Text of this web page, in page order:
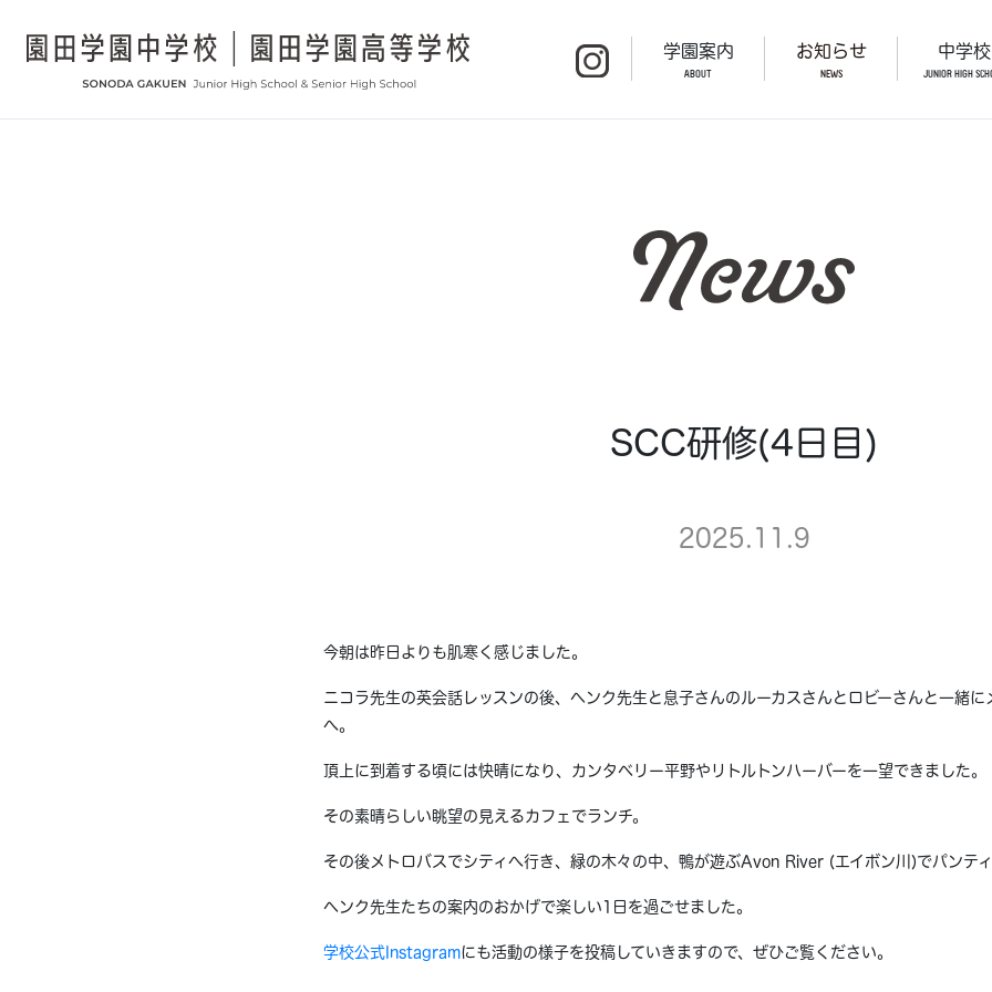
学園案内
ABOUT
お知らせ
NEWS
中学校
JUNIOR HIGH
SCC研修(4日目)
2025.11.9
今朝は昨日よりも肌寒く感じました。
ニコラ先生の英会話レッスンの後、ヘンク先生と息子さんのルーカスさんとロビーさんと一緒に
へ。
頂上に到着する頃には快晴になり、カンタベリー平野やリトルトンハーバーを一望できました。
その素晴らしい眺望の見えるカフェでランチ。
その後メトロバスでシティへ行き、緑の木々の中、鴨が遊ぶAvon River (エイボン川)でパンティ
ヘンク先生たちの案内のおかげで楽しい1日を過ごせました。
学校公式Instagramにも活動の様子を投稿していきますので、ぜひご覧ください。